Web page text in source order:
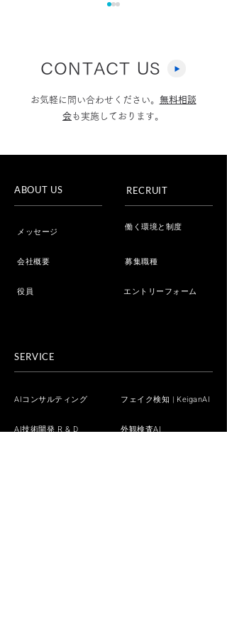
フジテレビ「Live News
CONTACT US
お気軽に問い合わせください。
無料相談
会も実施しております。
ABOUT US
メッセージ
会社概要
役員
RECRUIT
働く環境と制度
募集職種
エントリーフォーム
SERVICE
AIコンサルティング
AI技術開発 R & D
フェイク検知 | KeiganAI
外観検査AI